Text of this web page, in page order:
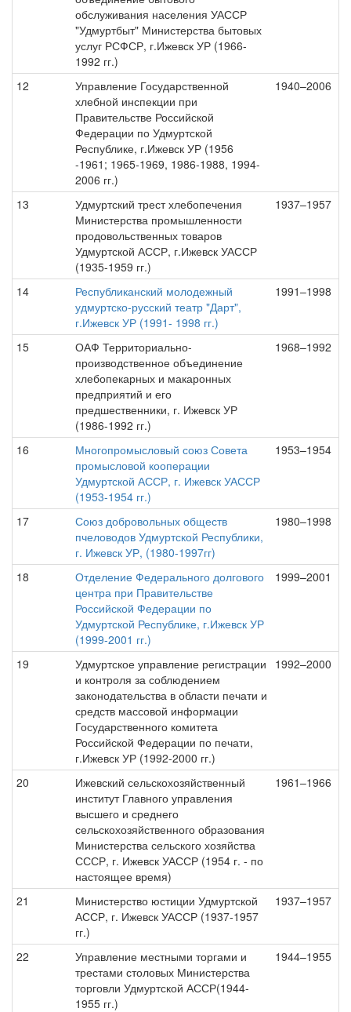
обслуживания населения УАССР
"Удмуртбыт" Министерства бытовых
услуг РСФСР, г.Ижевск УР (1966-
1992 гг.)
12
Управление Государственной
хлебной инспекции при
Правительстве Российской
Федерации по Удмуртской
Республике, г.Ижевск УР (1956
-1961; 1965-1969, 1986-1988, 1994-
2006 гг.)
1940–2006
13
Удмуртский трест хлебопечения
Министерства промышленности
продовольственных товаров
Удмуртской АССР, г.Ижевск УАССР
(1935-1959 гг.)
1937–1957
14
Республиканский молодежный
удмуртско-русский театр "Дарт",
г.Ижевск УР (1991- 1998 гг.)
1991–1998
15
ОАФ Территориально-
производственное объединение
хлебопекарных и макаронных
предприятий и его
предшественники, г. Ижевск УР
(1986-1992 гг.)
1968–1992
16
Многопромысловый союз Совета
промысловой кооперации
Удмуртской АССР, г. Ижевск УАССР
(1953-1954 гг.)
1953–1954
17
Союз добровольных обществ
пчеловодов Удмуртской Республики,
г. Ижевск УР, (1980-1997гг)
1980–1998
18
Отделение Федерального долгового
центра при Правительстве
Российской Федерации по
Удмуртской Республике, г.Ижевск УР
(1999-2001 гг.)
1999–2001
19
Удмуртское управление регистрации
и контроля за соблюдением
законодательства в области печати и
средств массовой информации
Государственного комитета
Российской Федерации по печати,
г.Ижевск УР (1992-2000 гг.)
1992–2000
20
Ижевский сельскохозяйственный
институт Главного управления
высшего и среднего
сельскохозяйственного образования
Министерства сельского хозяйства
СССР, г. Ижевск УАССР (1954 г. - по
настоящее время)
1961–1966
21
Министерство юстиции Удмуртской
АССР, г. Ижевск УАССР (1937-1957
гг.)
1937–1957
22
Управление местными торгами и
трестами столовых Министерства
торговли Удмуртской АССР(1944-
1955 гг.)
1944–1955